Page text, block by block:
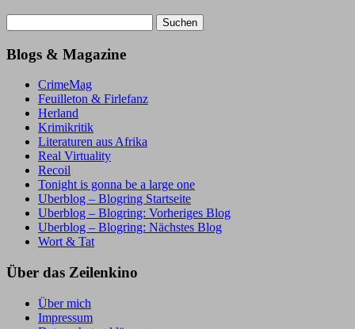
nach:
Blogs & Magazine
CrimeMag
Feuilleton & Firlefanz
Herland
Krimikritik
Literaturen aus Afrika
Real Virtuality
Recoil
Tonight is gonna be a large one
Uberblog – Blogring Startseite
Uberblog – Blogring: Vorheriges Blog
Uberblog – Blogring: Nächstes Blog
Wort & Tat
Über das Zeilenkino
Über mich
Impressum